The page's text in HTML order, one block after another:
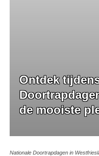
Ontdek
de mooiste
Nationale Doortrapdagen in